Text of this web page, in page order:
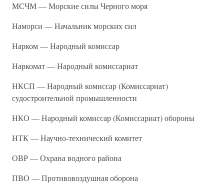
МСЧМ — Морские силы Черного моря
Наморси — Начальник морских сил
Нарком — Народный комиссар
Наркомат — Народный комиссариат
НКСП — Народный комиссар (Комиссариат)
судостроительной промышленности
НКО — Народный комиссар (Комиссариат) обороны
НТК — Научно-технический комитет
ОВР — Охрана водного района
ПВО — Противовоздушная оборона